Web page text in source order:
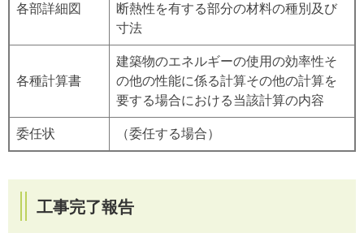
各部詳細図
断熱性を有する部分の材料の種別及び
寸法
各種計算書
建築物のエネルギーの使用の効率性そ
の他の性能に係る計算その他の計算を
要する場合における当該計算の内容
委任状 （委任する場合）
​工事完了報告